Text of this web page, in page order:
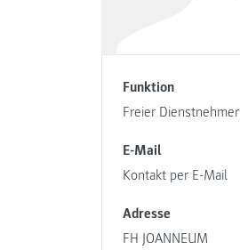
Funktion
Freier Dienstnehmer
E-Mail
Kontakt per E-Mail
Adresse
FH JOANNEUM